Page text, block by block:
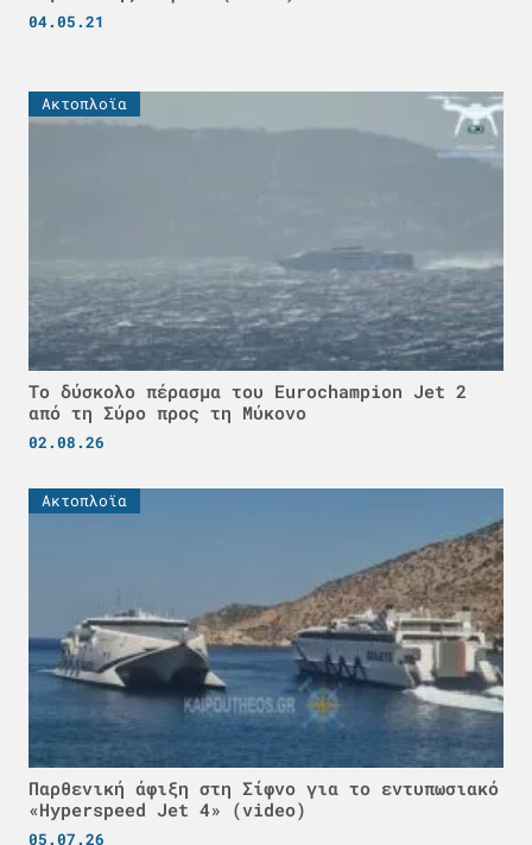
04.05.21
Ακτοπλοϊα
Το δύσκολο πέρασμα του Eurochampion Jet 2
από τη Σύρο προς τη Μύκονο
02.08.26
Ακτοπλοϊα
Παρθενική άφιξη στη Σίφνο για το εντυπωσιακό
«Hyperspeed Jet 4» (video)
05.07.26